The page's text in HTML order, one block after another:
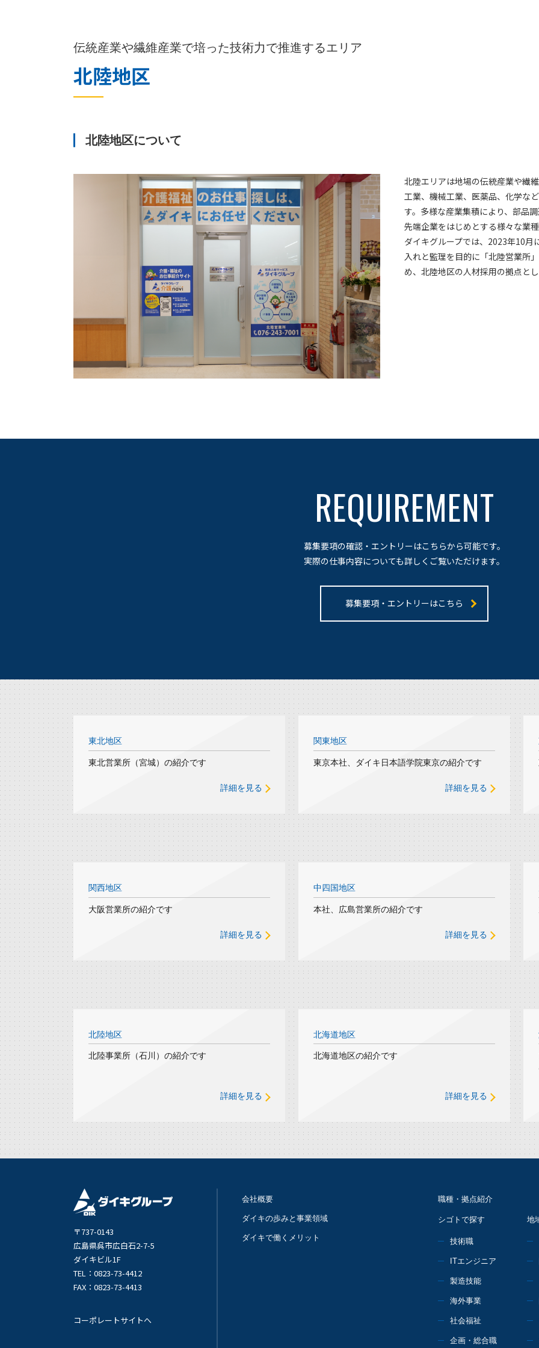
伝統産業や繊維産業で培った技術力で推進するエリア
北陸地区
北陸地区について
北陸エリアは地場の伝統産業や繊
工業、機械工業、医薬品、化学な
す。多様な産業集積により、部品
先端企業をはじめとする様々な業
ダイキグループでは、2023年10
入れと監理を目的に「北陸営業所
め、北陸地区の人材採用の拠点と
REQUIREMENT
募集要項の確認・エントリーはこちらから可能です。
実際の仕事内容についても詳しくご覧いただけます。
募集要項・エントリーはこちら
東北地区
東北営業所（宮城）の紹介です
詳細を見る
関東地区
東京本社、ダイキ日本語学院東京の紹介です
詳細を見る
関西地区
大阪営業所の紹介です
詳細を見る
中四国地区
本社、広島営業所の紹介です
詳細を見る
北陸地区
北陸事業所（石川）の紹介です
詳細を見る
北海道地区
北海道地区の紹介です
詳細を見る
〒737-0143
広島県呉市広白石2-7-5
ダイキビル1F
TEL：0823-73-4412
FAX：0823-73-4413
コーポレートサイトへ
会社概要
ダイキの歩みと事業領域
ダイキで働くメリット
職種・拠点紹介
シゴトで探す
技術職
ITエンジニア
製造技能
海外事業
社会福祉
企画・総合職
地